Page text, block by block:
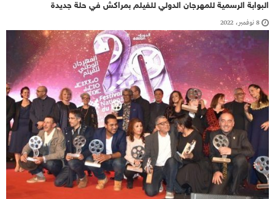
البوابة الرسمية للمهرجان الدولي للفيلم بمراكش في حلة جديدة
8 نوفمبر، 2022